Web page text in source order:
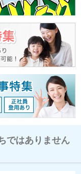
ではありません